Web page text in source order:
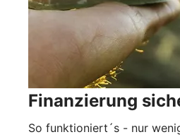
Finanzierung
So funktioniert´s - nur